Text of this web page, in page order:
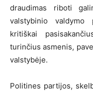
draudimas riboti
valstybinio valdymo
kritiškai
turinčius asmenis,
valstybėje.
Politines partijos,